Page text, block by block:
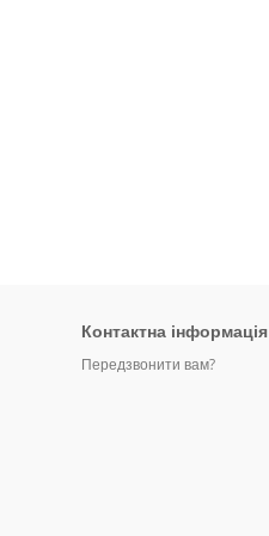
Контактна інформація
Передзвонити вам?